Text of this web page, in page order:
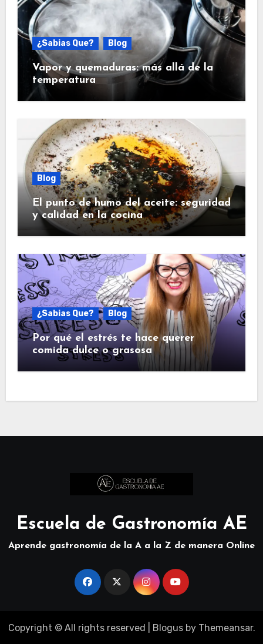
¿Sabias Que? Blog
Vapor y quemaduras: más allá de la
temperatura
Blog
El punto de humo del aceite: seguridad
y calidad en la cocina
¿Sabias Que? Blog
Por qué el estrés te hace querer
comida dulce o grasosa
Escuela de Gastronomía AE
Aprende gastronomía de la A a la Z de manera Online
Copyright © All rights reserved Blogusby Themeansar.